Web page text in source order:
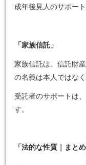
成年後見人のサポー
「家族信託」
家族信託は、信託財
の名義は本人ではなく
受託者のサポートは
す。
「法的な性質｜まとめ